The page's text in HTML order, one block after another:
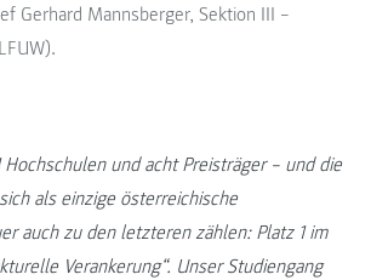
Gerhard Mannsberger, Sektion III –
Hochschulen und acht Preisträger – und die
als einzige österreichische
auch zu den letzteren zählen: Platz 1 im
Verankerung“. Unser Studiengang